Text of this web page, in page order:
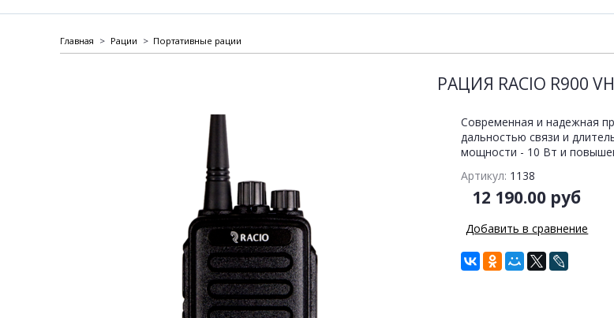
Главная Рации Портативные рации
РАЦИЯ RACIO R900
Современная и надежная
дальностью связи и
мощности - 10 Вт и
Артикул: 1138
12 190.00 руб
Добавить в сравнение